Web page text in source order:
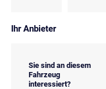
Ihr Anbieter
Sie sind an diesem
Fahrzeug
interessiert?